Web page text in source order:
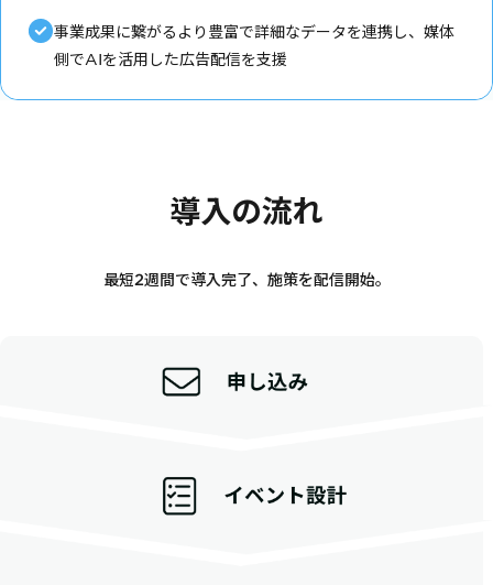
事業成果に繋がるより豊富で詳細なデータを連携し、媒体
側でAIを活用した広告配信を支援
導入の流れ
最短2週間で導入完了、施策を配信開始。